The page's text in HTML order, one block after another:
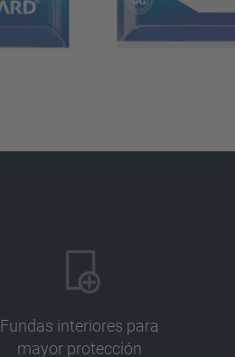
Fundas interiores para
mayor protección